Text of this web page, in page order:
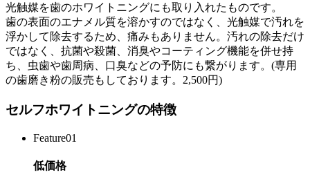
光触媒を歯のホワイトニングにも取り入れたものです。
歯の表面のエナメル質を溶かすのではなく、光触媒で汚れを
浮かして除去するため、痛みもありません。汚れの除去だけ
ではなく、抗菌や殺菌、消臭やコーティング機能を併せ持
ち、虫歯や歯周病、口臭などの予防にも繋がります。(専用
の歯磨き粉の販売もしております。2,500円)
セルフホワイトニングの特徴
Feature01
低価格